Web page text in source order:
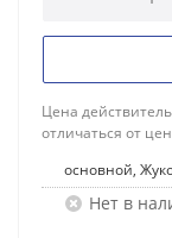
Цена
отличаться от
основной,
Нет в